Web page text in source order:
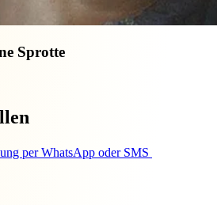
Sprotte
per WhatsApp oder SMS